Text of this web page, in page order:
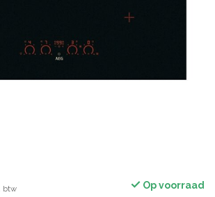
btw Op voorraad